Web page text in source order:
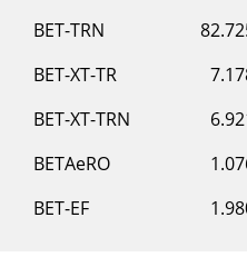
BET-TRN
BET-XT-TR
BET-XT-TRN
BETAeRO
BET-EF